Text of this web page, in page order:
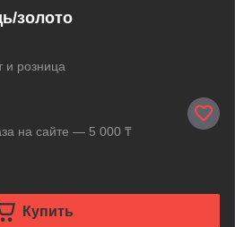
золото
и розница
на сайте — 5 000 ₸
Купить